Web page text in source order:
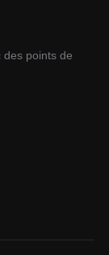
des points de